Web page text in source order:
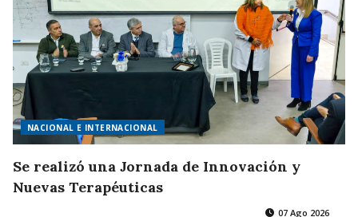
NACIONAL E INTERNACIONAL
Se realizó una Jornada de Innovación y
Nuevas Terapéuticas
07 Ago 2026